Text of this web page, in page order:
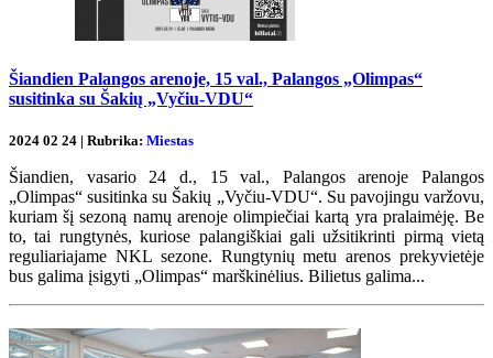
Šiandien Palangos arenoje, 15 val., Palangos „Olimpas“
susitinka su Šakių „Vyčiu-VDU“
2024 02 24 | Rubrika: Miestas
Šiandien, vasario 24 d., 15 val., Palangos arenoje Palangos
„Olimpas“ susitinka su Šakių „Vyčiu-VDU“. Su pavojingu varžovu,
kuriam šį sezoną namų arenoje olimpiečiai kartą yra pralaimėję. Be
to, tai rungtynės, kuriose palangiškiai gali užsitikrinti pirmą vietą
reguliariajame NKL sezone. Rungtynių metu arenos prekyvietėje
bus galima įsigyti „Olimpas“ marškinėlius. Bilietus galima...